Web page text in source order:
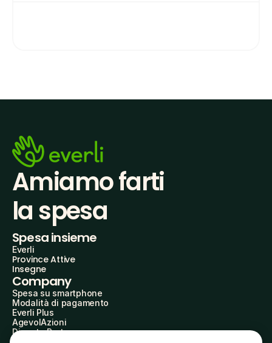
Amiamo farti
la spesa
Spesa insieme
Everli
Province Attive
Insegne
Company
Spesa su smartphone
Modalità di pagamento
Everli Plus
AgevolAzioni
Diventa Partner